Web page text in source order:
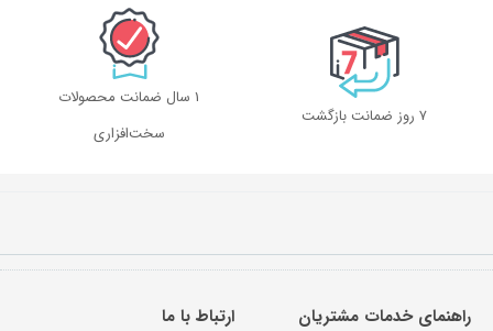
۷ روز ضمانت بازگشت
1 سال ضمانت محصولات
سخت‌افزاری
راهنمای خدمات مشتریان ارتباط با ما​